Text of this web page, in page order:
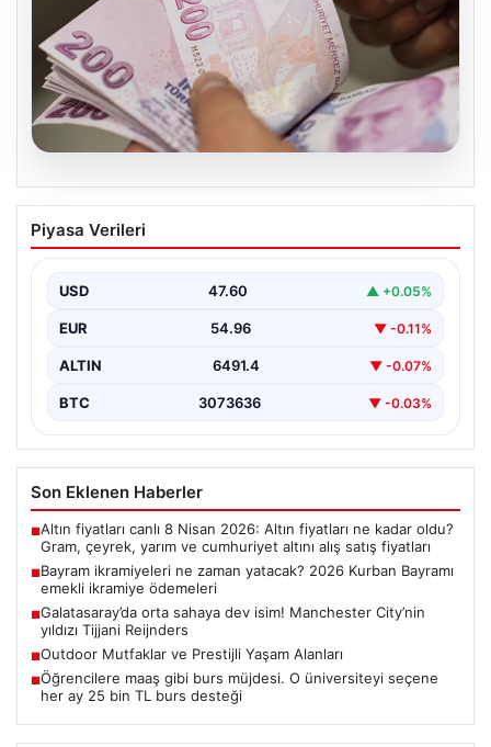
05.08.2026
Bayram ikramiyeleri ne zaman yatacak?
2026 Kurban Bayramı emekli ikramiye
Piyasa Verileri
USD 47.60 ▲ +0.05%
EUR 54.96 ▼ -0.11%
ALTIN 6491.4 ▼ -0.07%
BTC 3073636 ▼ -0.03%
Son Eklenen Haberler
■Altın fiyatları canlı 8 Nisan 2026: Altın fiyatları ne kadar oldu?
Gram, çeyrek, yarım ve cumhuriyet altını alış satış fiyatları
■Bayram ikramiyeleri ne zaman yatacak? 2026 Kurban Bayramı
emekli ikramiye ödemeleri
■Galatasaray’da orta sahaya dev isim! Manchester City’nin
yıldızı Tijjani Reijnders
■Outdoor Mutfaklar ve Prestijli Yaşam Alanları
■Öğrencilere maaş gibi burs müjdesi. O üniversiteyi seçene
her ay 25 bin TL burs desteği